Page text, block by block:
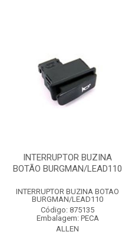
INTERRUPTOR BUZINA
BOTÃO BURGMAN/LEAD110
INTERRUPTOR BUZINA BOTAO
BURGMAN/LEAD110
Código: 875135
Embalagem: PECA
ALLEN